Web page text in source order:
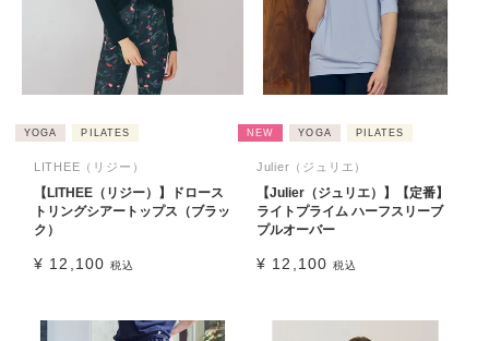
YOGA PILATES
LITHEE（リジー）
【LITHEE（リジー）】ドロース
トリングシアートップス（ブラッ
ク）
¥ 12,100 税込
NEW YOGA PILATES
Julier（ジュリエ）
【Julier（ジュリエ）】【定番】
ライトプライム ハーフスリーブ
プルオーバー
¥ 12,100 税込